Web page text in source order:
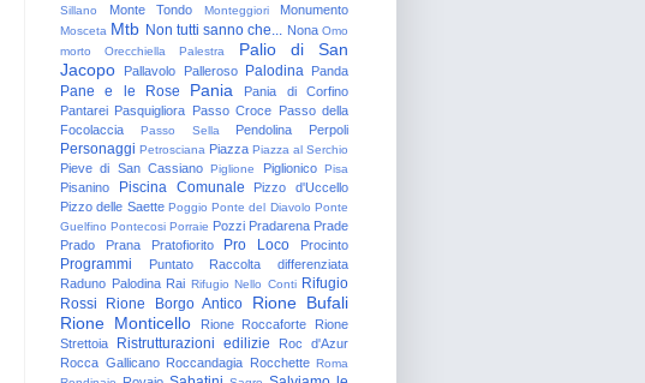
Sillano
Monte Tondo Monteggiori Monumento
Mosceta Mtb Non tutti sanno che... Nona Omo
morto
Orecchiella Palestra
Palio di San
Jacopo
Pallavolo Palleroso Palodina Panda
Pane e le Rose Pania
Pania di Corfino
Pantarei Pasquigliora Passo Croce Passo della
Focolaccia
Passo Sella Pendolina Perpoli
Personaggi Petrosciana Piazza Piazza al Serchio
Pieve di San Cassiano Piglione Piglionico Pisa
Pisanino Piscina Comunale
Pizzo d'Uccello
Pizzo delle Saette Poggio Ponte del Diavolo Ponte
Guelfino Pontecosi Porraie Pozzi Pradarena Prade
Prado
Prana Pratofiorito Pro Loco Procinto
Programmi Puntato
Raccolta differenziata
Raduno Palodina Rai Rifugio Nello Conti Rifugio
Rossi
Rione Borgo Antico
Rione Bufali
Rione Monticello
Rione Roccaforte
Rione
Strettoia
Ristrutturazioni edilizie
Roc d'Azur
Rocca Gallicano Roccandagia Rocchette Roma